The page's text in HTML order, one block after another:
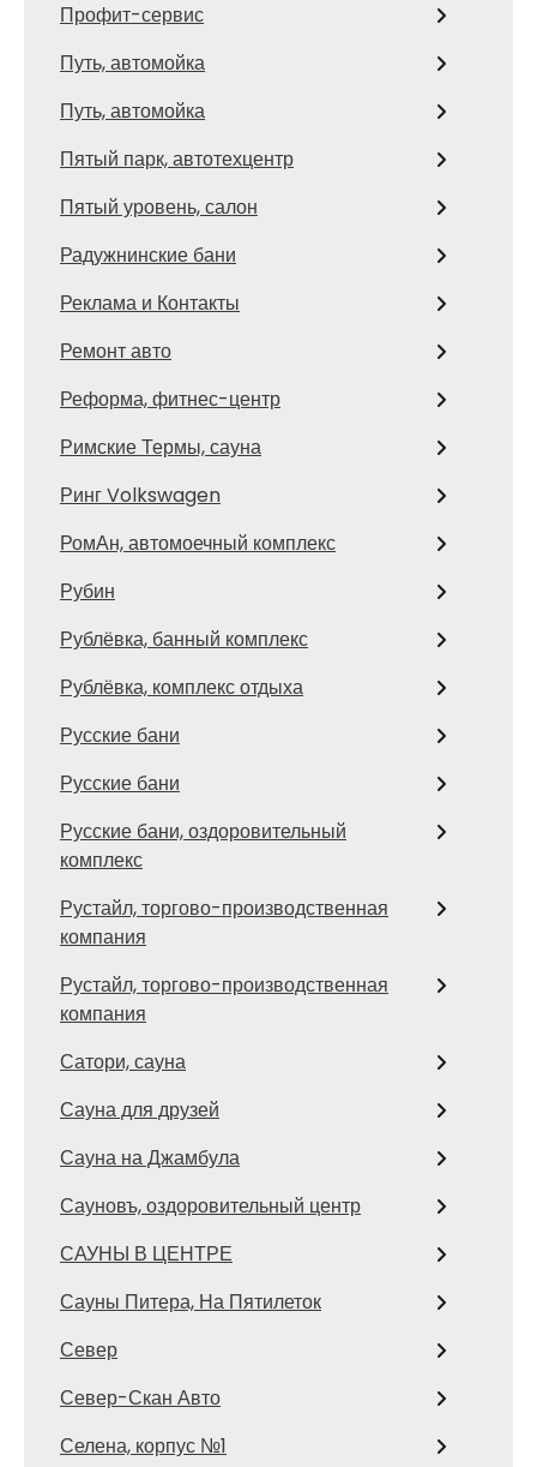
Профит-сервис
Путь, автомойка
Путь, автомойка
Пятый парк, автотехцентр
Пятый уровень, салон
Радужнинские бани
Реклама и Контакты
Ремонт авто
Реформа, фитнес-центр
Римские Термы, сауна
Ринг Volkswagen
РомАн, автомоечный комплекс
Рубин
Рублёвка, банный комплекс
Рублёвка, комплекс отдыха
Русские бани
Русские бани
Русские бани, оздоровительный
комплекс
Рустайл, торгово-производственная
компания
Рустайл, торгово-производственная
компания
Сатори, сауна
Сауна для друзей
Сауна на Джамбула
Сауновъ, оздоровительный центр
САУНЫ В ЦЕНТРЕ
Сауны Питера, На Пятилеток
Север
Север-Скан Авто
Селена, корпус №1